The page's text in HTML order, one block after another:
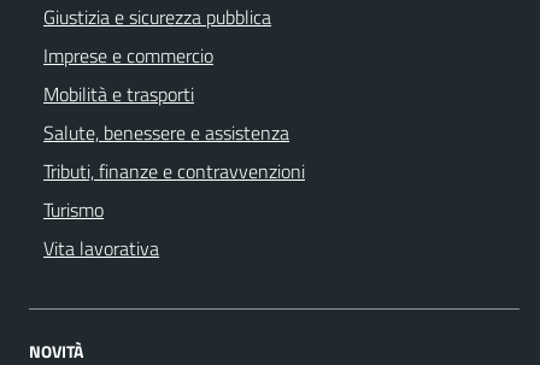
Giustizia e sicurezza pubblica
Imprese e commercio
Mobilità e trasporti
Salute, benessere e assistenza
Tributi, finanze e contravvenzioni
Turismo
Vita lavorativa
NOVITÀ